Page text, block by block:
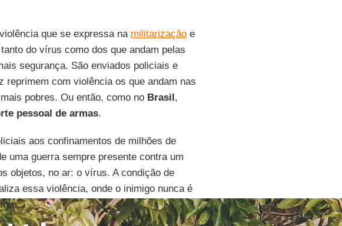
que se expressa na militarizaçãoe
do vírus como dos que andam pelas
segurança. São enviados policiais e
reprimem com violência os que andam nas
pobres. Ou então, como no Brasil,
pessoal de armas.
aos confinamentos de milhões de
uma guerra sempre presente contra um
objetos, no ar: o vírus. A condição de
essa violência, onde o inimigo nunca é